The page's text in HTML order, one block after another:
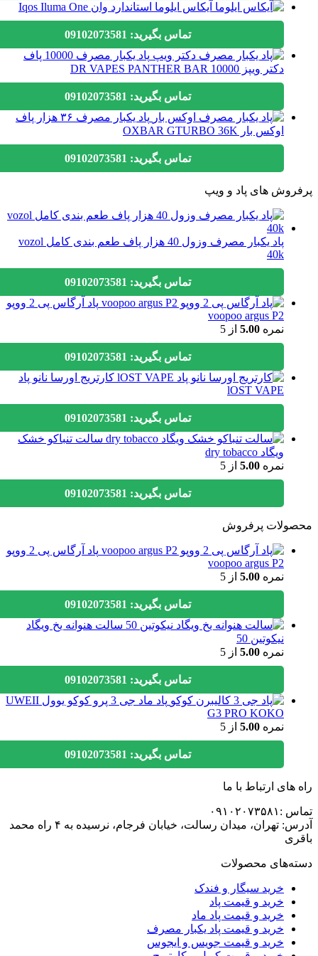
آیکاس ایلوما استاندارد وان Iqos Iluma One
تماس بگیرید: 09102073581
پاد یکبار مصرف 10000 پاف
دکتر ویپز DR VAPES PANTHER BAR 10000
تماس بگیرید: 09102073581
پاد یکبار مصرف ۳۶ هزار پاف
اوکس بار OXBAR GTURBO 36K
تماس بگیرید: 09102073581
های پاد و ویپ
پاد یکبار مصرف وزول 40 هزار پاف طعم بندی کامل vozol
تماس بگیرید: 09102073581
پاد آرگاس پی 2 ووپو
voopoo argus P2
نمره5.00 از 5
تماس بگیرید: 09102073581
کارتریج اورسا نانو پاد
lOST VAPE
تماس بگیرید: 09102073581
سالت تنباکو خشک
ویگاد dry tobacco
نمره5.00 از 5
تماس بگیرید: 09102073581
پرفروش
پاد آرگاس پی 2 ووپو
voopoo argus P2
نمره5.00 از 5
تماس بگیرید: 09102073581
سالت هنوانه یخ ویگاد
نیکوتین 50
نمره5.00 از 5
تماس بگیرید: 09102073581
پاد ماد جی 3 پرو کوکو یوول UWEII
G3 PRO KOKO
نمره5.00 از 5
تماس بگیرید: 09102073581
ارتباط با ما
آدرس: تهران، میدان رسالت، خیابان فرجام، نرسیده به ۴ راه محمد
محصولات
خرید سیگار و فندک
خرید و قیمت پاد
خرید و قیمت پاد ماد
خرید و قیمت پاد یکبار مصرف
خرید و قیمت جویس و ایجوس